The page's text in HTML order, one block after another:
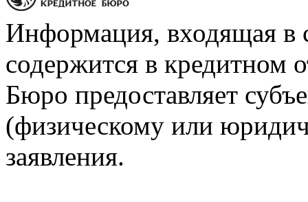
Информация, входящая в
содержится в кредитном
Бюро предоставляет
(физическому или
заявления.